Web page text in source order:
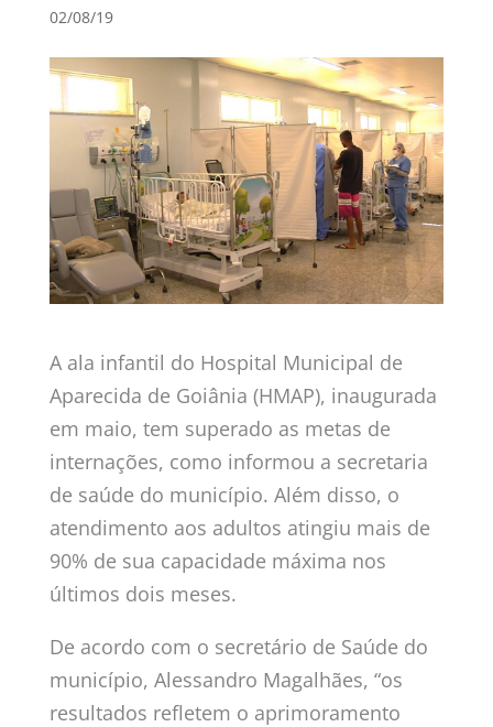
02/08/19
A ala infantil do Hospital Municipal de
Aparecida de Goiânia (HMAP), inaugurada
em maio, tem superado as metas de
internações, como informou a secretaria
de saúde do município. Além disso, o
atendimento aos adultos atingiu mais de
90% de sua capacidade máxima nos
últimos dois meses.
De acordo com o secretário de Saúde do
município, Alessandro Magalhães, “os
resultados refletem o aprimoramento